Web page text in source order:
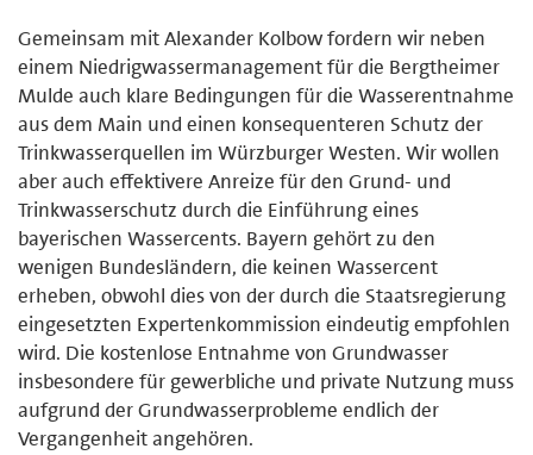
Gemeinsam mit Alexander Kolbow fordern wir neben
einem Niedrigwassermanagement für die Bergtheimer
Mulde auch klare Bedingungen für die Wasserentnahme
aus dem Main und einen konsequenteren Schutz der
Trinkwasserquellen im Würzburger Westen. Wir wollen
aber auch effektivere Anreize für den Grund- und
Trinkwasserschutz durch die Einführung eines
bayerischen Wassercents. Bayern gehört zu den
wenigen Bundesländern, die keinen Wassercent
erheben, obwohl dies von der durch die Staatsregierung
eingesetzten Expertenkommission eindeutig empfohlen
wird. Die kostenlose Entnahme von Grundwasser
insbesondere für gewerbliche und private Nutzung muss
aufgrund der Grundwasserprobleme endlich der
Vergangenheit angehören.